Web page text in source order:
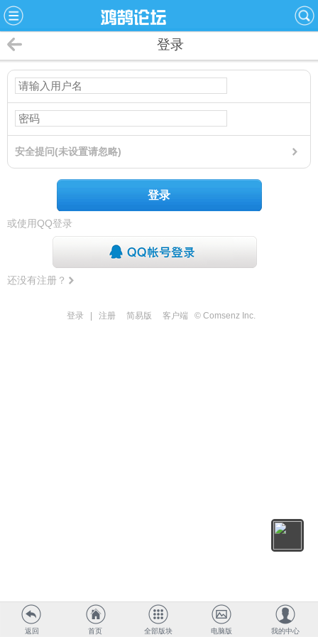
登录
安全提问(未设置请忽略)
登录
或使用QQ登录
还没有注册？
登录 注册 简易版 客户端 © Comsenz Inc.
返回 首页 全部版块 电脑版 我的中心